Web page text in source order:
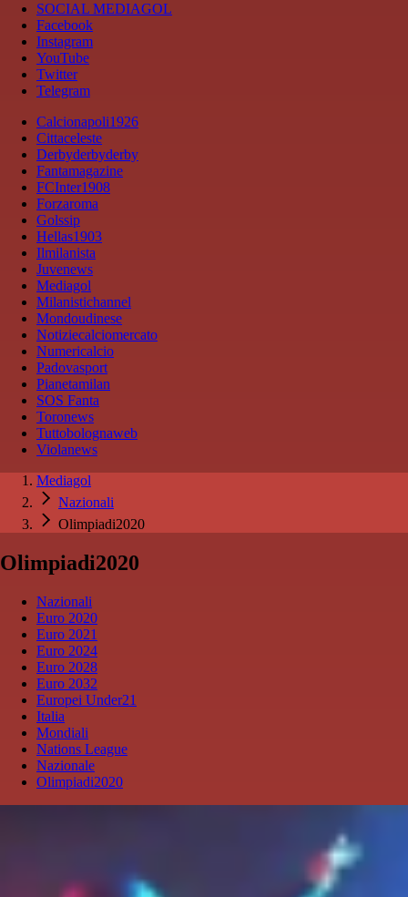
SOCIAL MEDIAGOL
Facebook
Instagram
YouTube
Twitter
Telegram
Calcionapoli1926
Cittaceleste
Derbyderbyderby
Fantamagazine
FCInter1908
Forzaroma
Golssip
Hellas1903
Ilmilanista
Juvenews
Mediagol
Milanistichannel
Mondoudinese
Notiziecalciomercato
Numericalcio
Padovasport
Pianetamilan
SOS Fanta
Toronews
Tuttobolognaweb
Violanews
Mediagol
Nazionali
Olimpiadi2020
Olimpiadi2020
Nazionali
Euro 2020
Euro 2021
Euro 2024
Euro 2028
Euro 2032
Europei Under21
Italia
Mondiali
Nations League
Nazionale
Olimpiadi2020